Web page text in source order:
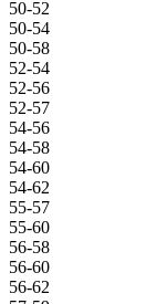
50-52
50-54
50-58
52-54
52-56
52-57
54-56
54-58
54-60
54-62
55-57
55-60
56-58
56-60
56-62